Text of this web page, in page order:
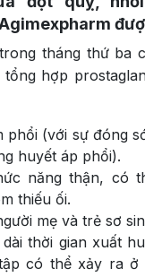
tháng thứ ba
hợp
phổi (với sự đóng
huyết áp phổi).
năng thận, có
thiếu ối.
mẹ và trẻ sơ
thời gian xuất
có thể xảy ra ở